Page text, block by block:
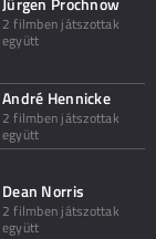
2 filmben játszottak
együtt
André Hennicke
2 filmben játszottak
együtt
Dean Norris
2 filmben játszottak
együtt